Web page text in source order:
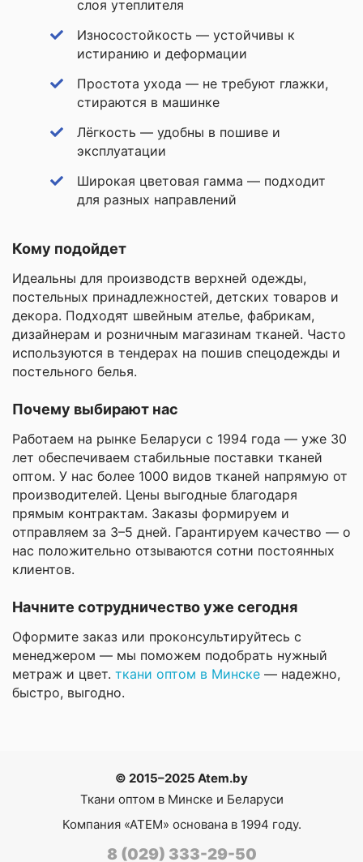
слоя утеплителя
Износостойкость — устойчивы к
истиранию и деформации
Простота ухода — не требуют глажки,
стираются в машинке
Лёгкость — удобны в пошиве и
эксплуатации
Широкая цветовая гамма — подходит
для разных направлений
Кому подойдет
Идеальны для производств верхней одежды,
постельных принадлежностей, детских товаров и
декора. Подходят швейным ателье, фабрикам,
дизайнерам и розничным магазинам тканей. Часто
используются в тендерах на пошив спецодежды и
постельного белья.
Почему выбирают нас
Работаем на рынке Беларуси с 1994 года — уже 30
лет обеспечиваем стабильные поставки тканей
оптом. У нас более 1000 видов тканей напрямую от
производителей. Цены выгодные благодаря
прямым контрактам. Заказы формируем и
отправляем за 3–5 дней. Гарантируем качество — о
нас положительно отзываются сотни постоянных
клиентов.
Начните сотрудничество уже сегодня
Оформите заказ или проконсультируйтесь с
менеджером — мы поможем подобрать нужный
метраж и цвет. ткани оптом в Минске — надежно,
быстро, выгодно.
© 2015–2025 Atem.by
Ткани оптом в Минске и Беларуси
Компания «АТЕМ» основана в 1994 году.
8 (029) 333-29-50